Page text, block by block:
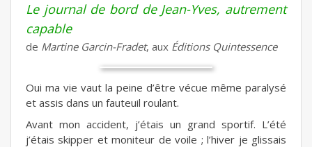
Le journal de bord de Jean-Yves, autrement
capable
de Martine Garcin-Fradet, aux Éditions Quintessence
Oui ma vie vaut la peine d’être vécue même paralysé
et assis dans un fauteuil roulant.
Avant mon accident, j’étais un grand sportif. L’été
j’étais skipper et moniteur de voile ; l’hiver je glissais